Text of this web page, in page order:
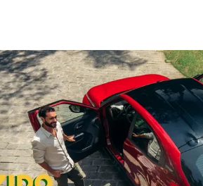
feito para atender as suas
os melhores benefícios para
reboque 24 horas, consórcio, pós-